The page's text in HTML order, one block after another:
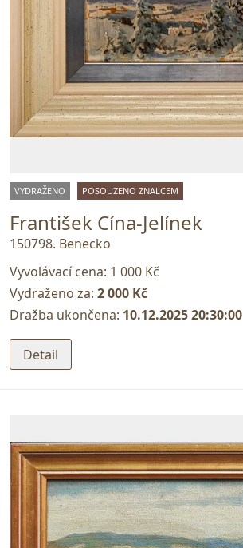
VYDRAŽENO POSOUZENO ZNALCEM
František Cína-Jelínek
150798. Benecko
Vyvolávací cena: 1 000 Kč
Vydraženo za: 2 000 Kč
Dražba ukončena: 10.12.2025 20:30:00
Detail